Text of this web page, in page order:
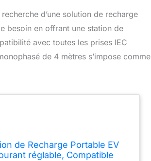
d’une solution de recharge
besoin en offrant une station de
avec toutes les prises IEC
de 4 mètres s’impose comme
de Recharge Portable EV
réglable, Compatible